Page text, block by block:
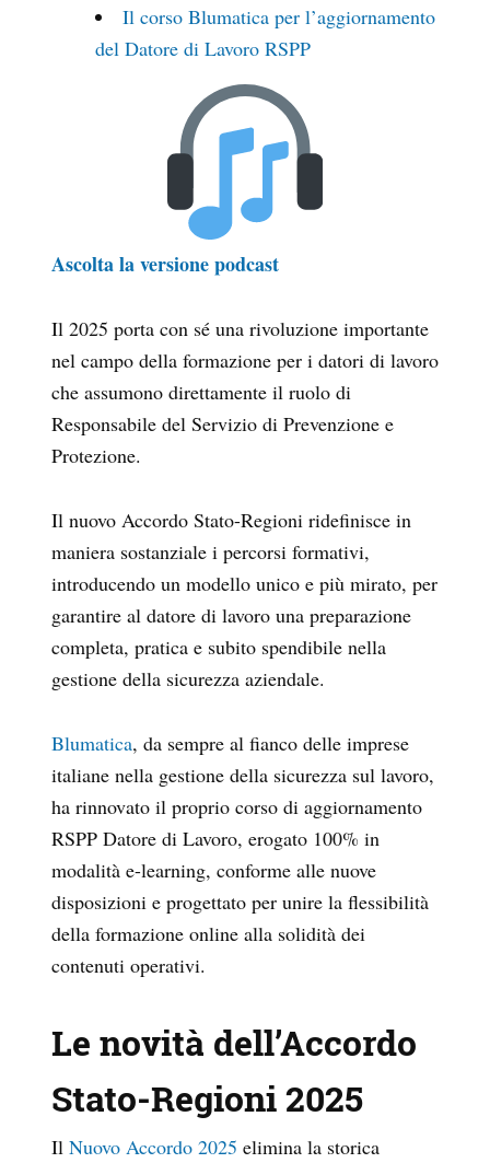
Il corso Blumatica per l’aggiornamento
del Datore di Lavoro RSPP
Ascolta la versione podcast
Il 2025 porta con sé una rivoluzione importante
nel campo della formazione per i datori di lavoro
che assumono direttamente il ruolo di
Responsabile del Servizio di Prevenzione e
Protezione.
Il nuovo Accordo Stato-Regioni ridefinisce in
maniera sostanziale i percorsi formativi,
introducendo un modello unico e più mirato, per
garantire al datore di lavoro una preparazione
completa, pratica e subito spendibile nella
gestione della sicurezza aziendale.
Blumatica, da sempre al fianco delle imprese
italiane nella gestione della sicurezza sul lavoro,
ha rinnovato il proprio corso di aggiornamento
RSPP Datore di Lavoro, erogato 100% in
modalità e-learning, conforme alle nuove
disposizioni e progettato per unire la flessibilità
della formazione online alla solidità dei
contenuti operativi.
Le novità dell’Accordo
Stato-Regioni 2025
Il Nuovo Accordo 2025 elimina la storica